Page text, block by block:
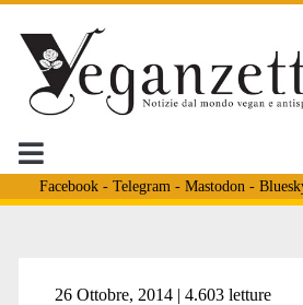
Facebook- Telegram - Mastodon -
Tag:
26 Ottobre, 2014 | 4.603 letture